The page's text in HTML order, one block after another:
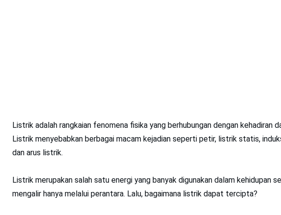
Listrik adalah rangkaian fenomena fisika yang berhubungan dengan kehadiran
Listrik menyebabkan berbagai macam kejadian seperti petir, listrik statis,
dan arus listrik.
Listrik merupakan salah satu energi yang banyak digunakan dalam kehidupan
mengalir hanya melalui perantara. Lalu, bagaimana listrik dapat tercipta?